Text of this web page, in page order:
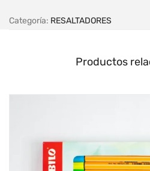
Categoría: RESALTADORES
Productos